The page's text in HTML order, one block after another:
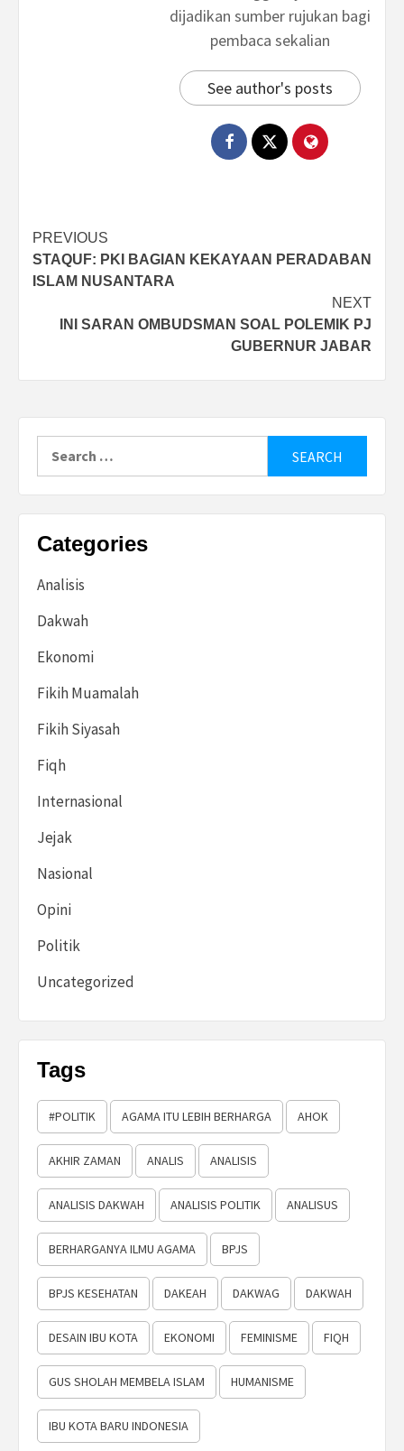
dijadikan sumber rujukan bagi
pembaca sekalian
See author's posts
Post
navigation
PREVIOUS
STAQUF: PKI BAGIAN KEKAYAAN PERADABAN
ISLAM NUSANTARA
NEXT
INI SARAN OMBUDSMAN SOAL POLEMIK PJ
GUBERNUR JABAR
Categories
Analisis
Dakwah
Ekonomi
Fikih Muamalah
Fikih Siyasah
Fiqh
Internasional
Jejak
Nasional
Opini
Politik
Uncategorized
Tags
#POLITIK AGAMA ITU LEBIH BERHARGA AHOK
AKHIR ZAMAN ANALIS ANALISIS
ANALISIS DAKWAH ANALISIS POLITIK ANALISUS
BERHARGANYA ILMU AGAMA BPJS
BPJS KESEHATAN DAKEAH DAKWAG DAKWAH
DESAIN IBU KOTA EKONOMI FEMINISME FIQH
GUS SHOLAH MEMBELA ISLAM HUMANISME
IBU KOTA BARU INDONESIA